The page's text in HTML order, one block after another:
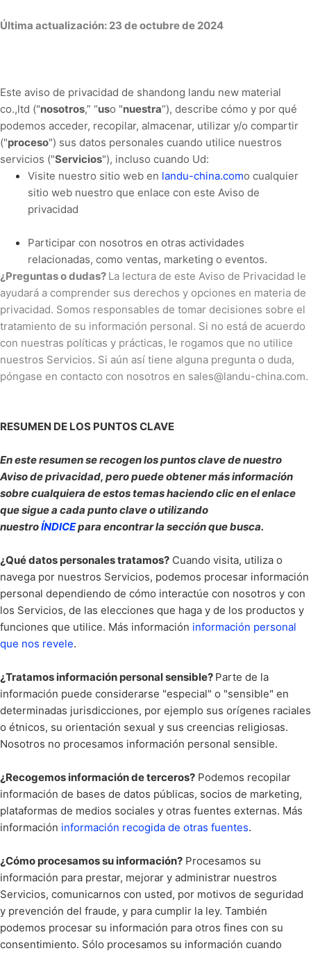
Última actualización: 23 de octubre de 2024
Este aviso de privacidad de shandong landu new material
co.,ltd ("nosotros,” “uso "nuestra“), describe cómo y por qué
podemos acceder, recopilar, almacenar, utilizar y/o compartir
("proceso") sus datos personales cuando utilice nuestros
servicios ("Servicios"), incluso cuando Ud:
Visite nuestro sitio web en landu-china.como cualquier
sitio web nuestro que enlace con este Aviso de
privacidad
Participar con nosotros en otras actividades
relacionadas, como ventas, marketing o eventos.
¿Preguntas o dudas? La lectura de este Aviso de Privacidad le
ayudará a comprender sus derechos y opciones en materia de
privacidad. Somos responsables de tomar decisiones sobre el
tratamiento de su información personal. Si no está de acuerdo
con nuestras políticas y prácticas, le rogamos que no utilice
nuestros Servicios. Si aún así tiene alguna pregunta o duda,
póngase en contacto con nosotros en sales@landu-china.com.
RESUMEN DE LOS PUNTOS CLAVE
En este resumen se recogen los puntos clave de nuestro
Aviso de privacidad, pero puede obtener más información
sobre cualquiera de estos temas haciendo clic en el enlace
que sigue a cada punto clave o utilizando
nuestroÍNDICEpara encontrar la sección que busca.
¿Qué datos personales tratamos? Cuando visita, utiliza o
navega por nuestros Servicios, podemos procesar información
personal dependiendo de cómo interactúe con nosotros y con
los Servicios, de las elecciones que haga y de los productos y
funciones que utilice. Más información información personal
que nos revele.
¿Tratamos información personal sensible? Parte de la
información puede considerarse "especial" o "sensible" en
determinadas jurisdicciones, por ejemplo sus orígenes raciales
o étnicos, su orientación sexual y sus creencias religiosas.
Nosotros no procesamos información personal sensible.
¿Recogemos información de terceros? Podemos recopilar
información de bases de datos públicas, socios de marketing,
plataformas de medios sociales y otras fuentes externas. Más
información información recogida de otras fuentes.
¿Cómo procesamos su información? Procesamos su
información para prestar, mejorar y administrar nuestros
Servicios, comunicarnos con usted, por motivos de seguridad
y prevención del fraude, y para cumplir la ley. También
podemos procesar su información para otros fines con su
consentimiento. Sólo procesamos su información cuando